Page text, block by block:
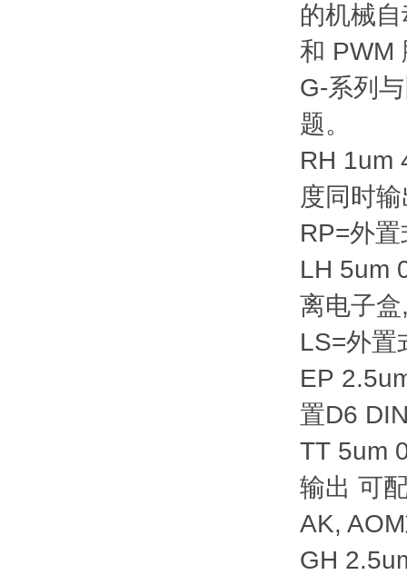
的机械
和
G-系列
题。
RH 1um
度同时
RP=外
LH 5um
离电子
LS=外置
EP
置D6
TT 5um
输出 可
AK,
GH